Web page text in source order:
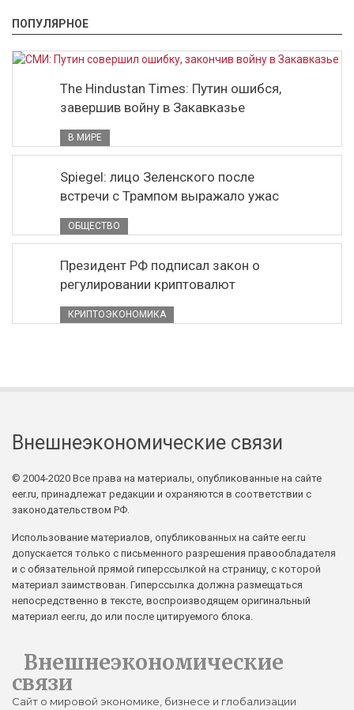
ПОПУЛЯРНОЕ
The Hindustan Times: Путин ошибся,
завершив войну в Закавказье
В МИРЕ
Spiegel: лицо Зеленского после
встречи с Трампом выражало ужас
ОБЩЕСТВО
Президент РФ подписал закон о
регулировании криптовалют
КРИПТОЭКОНОМИКА
Внешнеэкономические связи
© 2004-2020 Все права на материалы, опубликованные на сайте
eer.ru, принадлежат редакции и охраняются в соответствии с
законодательством РФ.
Использование материалов, опубликованных на сайте eer.ru
допускается только с письменного разрешения правообладателя
и с обязательной прямой гиперссылкой на страницу, с которой
материал заимствован. Гиперссылка должна размещаться
непосредственно в тексте, воспроизводящем оригинальный
материал eer.ru, до или после цитируемого блока.
Внешнеэкономические
связи
Сайт о мировой экономике, бизнесе и глобализации